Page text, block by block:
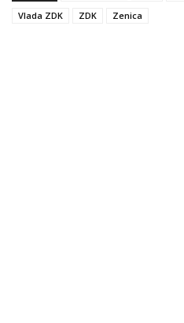
Vlada ZDK
ZDK Zenica